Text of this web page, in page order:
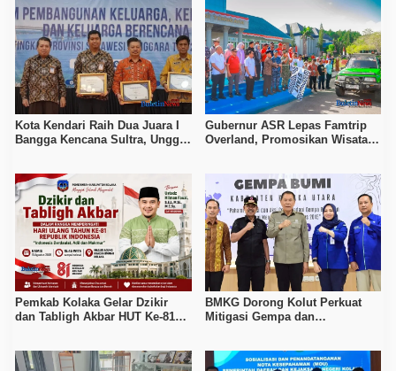
Kota Kendari Raih Dua Juara I
Bangga Kencana Sultra, Unggul
Gubernur ASR Lepas Famtrip
Overland, Promosikan Wisata
Pemkab Kolaka Gelar Dzikir
dan Tabligh Akbar HUT Ke-81
BMKG Dorong Kolut Perkuat
Mitigasi Gempa dan